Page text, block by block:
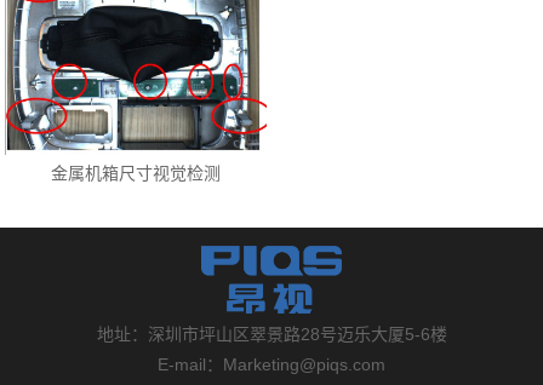
金属机箱尺寸视觉检测
地址：深圳市坪山区翠景路28号迈乐大厦5-6楼
E-mail：Marketing@piqs.com